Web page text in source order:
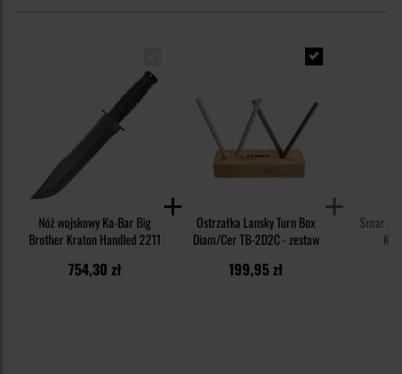
Nóż wojskowy Ka-Bar Big
Brother Kraton Handled 2211
754,30 zł
Ostrzałka Lansky Turn Box
Diam/Cer TB-2D2C - zestaw
199,95 zł
Smar